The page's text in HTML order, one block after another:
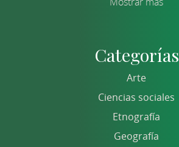
Categorías
Arte
Ciencias sociales
Etnografía
Geografía